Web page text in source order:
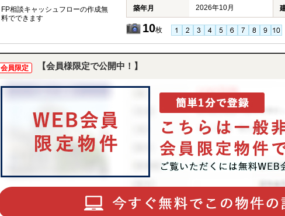
FP相談キャッシュフローの作成無
料でできます
築年月 2026年10月
10枚
会員限定 【会員様限定で公開中！】